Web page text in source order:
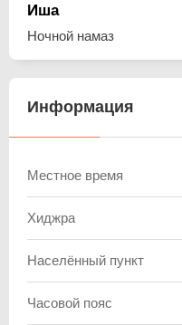
Иша
Ночной намаз
Информация
Местное время
Хиджра
Населённый пункт
Часовой пояс